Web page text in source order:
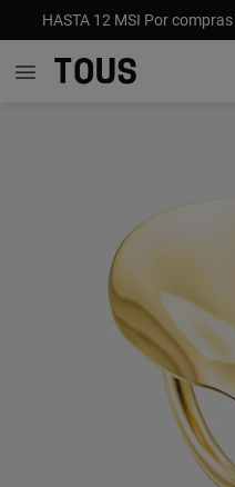
HASTA 12 MSI Por